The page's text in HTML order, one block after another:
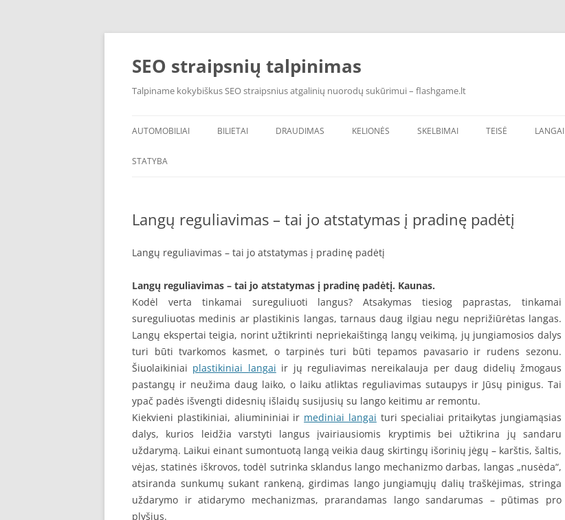
Skip
SEO straipsnių talpinimas
Talpiname kokybiškus SEO straipsnius atgalinių nuorodų sukūrimui – flashgame.lt
AUTOMOBILIAI BILIETAI DRAUDIMAS KELIONĖS SKELBIMAI TEISĖ LANGAI
STATYBA
Langų reguliavimas – tai jo atstatymas į pradinę padėtį
Langų reguliavimas – tai jo atstatymas į pradinę padėtį
Langų reguliavimas – tai jo atstatymas į pradinę padėtį. Kaunas.
Kodėl verta tinkamai sureguliuoti langus? Atsakymas tiesiog paprastas, tinkamai
sureguliuotas medinis ar plastikinis langas, tarnaus daug ilgiau negu neprižiūrėtas langas.
Langų ekspertai teigia, norint užtikrinti nepriekaištingą langų veikimą, jų jungiamosios dalys
turi būti tvarkomos kasmet, o tarpinės turi būti tepamos pavasario ir rudens sezonu.
Šiuolaikiniai plastikiniai langai ir jų reguliavimas nereikalauja per daug didelių žmogaus
pastangų ir neužima daug laiko, o laiku atliktas reguliavimas sutaupys ir Jūsų pinigus. Tai
ypač padės išvengti didesnių išlaidų susijusių su lango keitimu ar remontu.
Kiekvieni plastikiniai, aliumininiai ir mediniai langai turi specialiai pritaikytas jungiamąsias
dalys, kurios leidžia varstyti langus įvairiausiomis kryptimis bei užtikrina jų sandaru
uždarymą. Laikui einant sumontuotą langą veikia daug skirtingų išorinių jėgų – karštis, šaltis,
vėjas, statinės iškrovos, todėl sutrinka sklandus lango mechanizmo darbas, langas „nusėda“,
atsiranda sunkumų sukant rankeną, girdimas lango jungiamųjų dalių traškėjimas, stringa
uždarymo ir atidarymo mechanizmas, prarandamas lango sandarumas – pūtimas pro
plyšius.